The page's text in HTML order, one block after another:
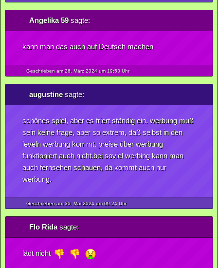
Angelika 59sagte:
kann man das auch auf Deutsch machen
Geschrieben am 26. März2024um 19:53 Uhr
augustinesagte:
schönes spiel, aber es friert ständig ein. werbung muß
sein keine frage, aber so extrem, daß selbst in den
leveln werbung kommt. preise über werbung
funktioniert auch nicht.bei soviel werbing kann man
auch fernsehen schauen, da kommt auch nur
werbung.
Geschrieben am 30. Mai2024um 09:24 Uhr
Flo Ridasagte:
lädt nicht